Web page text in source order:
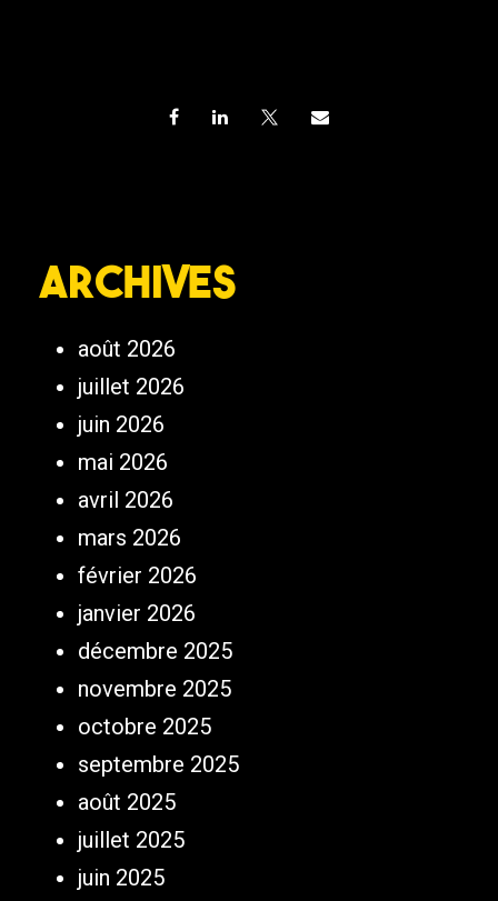
Archives
août 2026
juillet 2026
juin 2026
mai 2026
avril 2026
mars 2026
février 2026
janvier 2026
décembre 2025
novembre 2025
octobre 2025
septembre 2025
août 2025
juillet 2025
juin 2025